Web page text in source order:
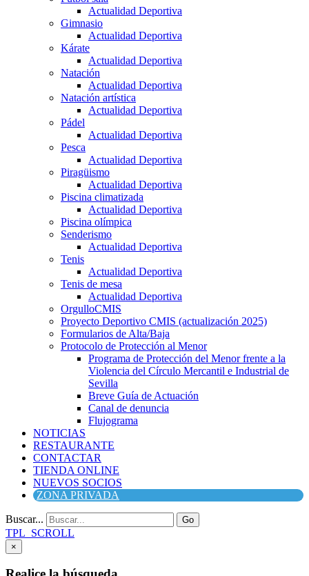
Actualidad Deportiva
Gimnasio
Actualidad Deportiva
Kárate
Actualidad Deportiva
Natación
Actualidad Deportiva
Natación artística
Actualidad Deportiva
Pádel
Actualidad Deportiva
Pesca
Actualidad Deportiva
Piragüismo
Actualidad Deportiva
Piscina climatizada
Actualidad Deportiva
Piscina olímpica
Senderismo
Actualidad Deportiva
Tenis
Actualidad Deportiva
Tenis de mesa
Actualidad Deportiva
OrgulloCMIS
Proyecto Deportivo CMIS (actualización 2025)
Formularios de Alta/Baja
Protocolo de Protección al Menor
Programa de Protección del Menor frente a la
Violencia del Círculo Mercantil e Industrial de
Sevilla
Breve Guía de Actuación
Canal de denuncia
Flujograma
NOTICIAS
RESTAURANTE
CONTACTAR
TIENDA ONLINE
NUEVOS SOCIOS
ZONA PRIVADA
Buscar... Go
TPL_SCROLL
×